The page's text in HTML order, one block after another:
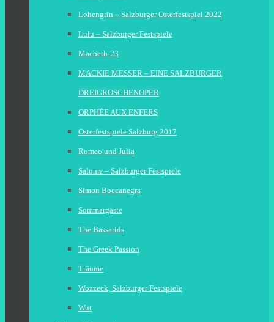
Lohengrin – Salzburger Osterfestspiel 2022
Lulu – Salzburger Festspiele
Macbeth-23
MACKIE MESSER – EINE SALZBURGER
DREIGROSCHENOPER
ORPHÉE AUX ENFERS
Osterfestspiele Salzburg 2017
Romeo und Julia
Salome – Salzburger Festspiele
Simon Boccanegra
Sommergäste
The Bassarids
The Greek Passion
Träume
Wozzeck, Salzburger Festspiele
Wut